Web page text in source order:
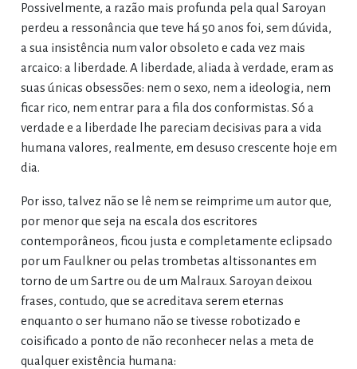
Possivelmente, a razão mais profunda pela qual Saroyan
perdeu a ressonância que teve há 50 anos foi, sem dúvida,
a sua insistência num valor obsoleto e cada vez mais
arcaico: a liberdade. A liberdade, aliada à verdade, eram as
suas únicas obsessões: nem o sexo, nem a ideologia, nem
ficar rico, nem entrar para a fila dos conformistas. Só a
verdade e a liberdade lhe pareciam decisivas para a vida
humana valores, realmente, em desuso crescente hoje em
dia.
Por isso, talvez não se lê nem se reimprime um autor que,
por menor que seja na escala dos escritores
contemporâneos, ficou justa e completamente eclipsado
por um Faulkner ou pelas trombetas altissonantes em
torno de um Sartre ou de um Malraux. Saroyan deixou
frases, contudo, que se acreditava serem eternas
enquanto o ser humano não se tivesse robotizado e
coisificado a ponto de não reconhecer nelas a meta de
qualquer existência humana: